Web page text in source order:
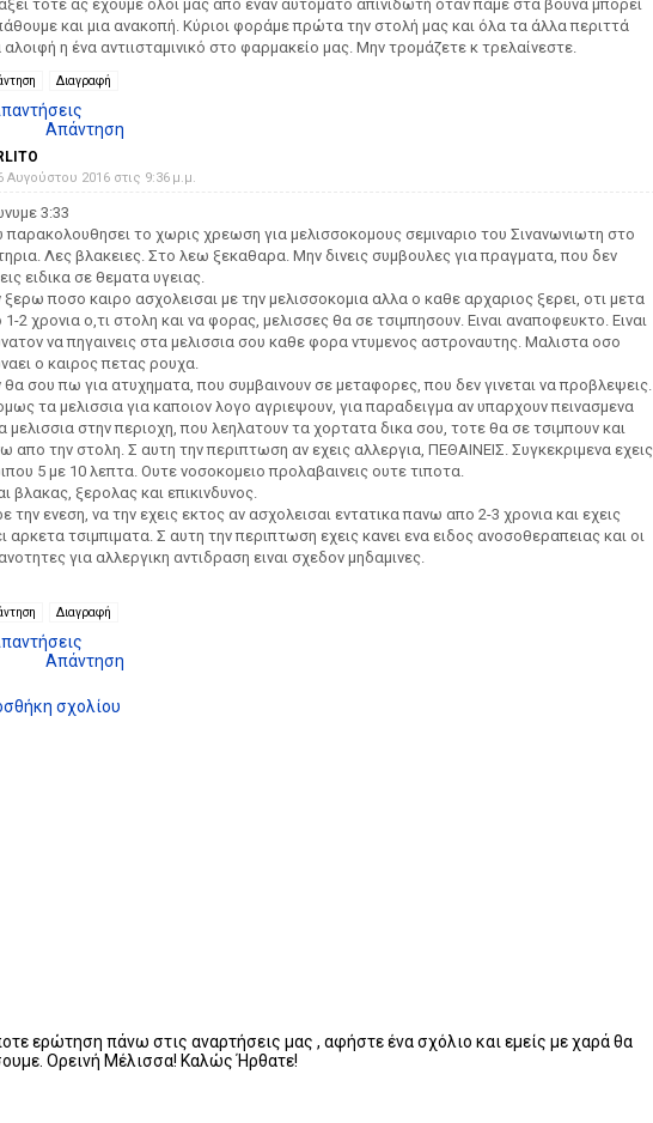
τότε ας έχουμε όλοι μας από έναν αυτόματο απινιδωτή όταν πάμε στα βουνά μπορεί
και μια ανακοπή. Κύριοι φοράμε πρώτα την στολή μας και όλα τα άλλα περιττά
η ένα αντιισταμινικό στο φαρμακείο μας. Μην τρομάζετε κ τρελαίνεστε.
Διαγραφή
Απάντηση
Αυγούστου 2016 στις 9:36 μ.μ.
3:33
παρακολουθησει το χωρις χρεωση για μελισσοκομους σεμιναριο του Σινανωνιωτη στο
Λες βλακειες. Στο λεω ξεκαθαρα. Μην δινεις συμβουλες για πραγματα, που δεν
ειδικα σε θεματα υγειας.
ξερω ποσο καιρο ασχολεισαι με την μελισσοκομια αλλα ο καθε αρχαριος ξερει, οτι μετα
1-2 χρονια ο,τι στολη και να φορας, μελισσες θα σε τσιμπησουν. Ειναι αναποφευκτο. Ειναι
να πηγαινεις στα μελισσια σου καθε φορα ντυμενος αστροναυτης. Μαλιστα οσο
ο καιρος πετας ρουχα.
θα σου πω για ατυχηματα, που συμβαινουν σε μεταφορες, που δεν γινεται να προβλεψεις.
τα μελισσια για καποιον λογο αγριεψουν, για παραδειγμα αν υπαρχουν πεινασμενα
μελισσια στην περιοχη, που λεηλατουν τα χορτατα δικα σου, τοτε θα σε τσιμπουν και
απο την στολη. Σ αυτη την περιπτωση αν εχεις αλλεργια, ΠΕΘΑΙΝΕΙΣ. Συγκεκριμενα εχεις
5 με 10 λεπτα. Ουτε νοσοκομειο προλαβαινεις ουτε τιποτα.
βλακας, ξερολας και επικινδυνος.
την ενεση, να την εχεις εκτος αν ασχολεισαι εντατικα πανω απο 2-3 χρονια και εχεις
αρκετα τσιμπιματα. Σ αυτη την περιπτωση εχεις κανει ενα ειδος ανοσοθεραπειας και οι
για αλλεργικη αντιδραση ειναι σχεδον μηδαμινες.
Διαγραφή
Απάντηση
σχολίου
ερώτηση πάνω στις αναρτήσεις μας , αφήστε ένα σχόλιο και εμείς με χαρά θα
Ορεινή Μέλισσα! Καλώς Ήρθατε!